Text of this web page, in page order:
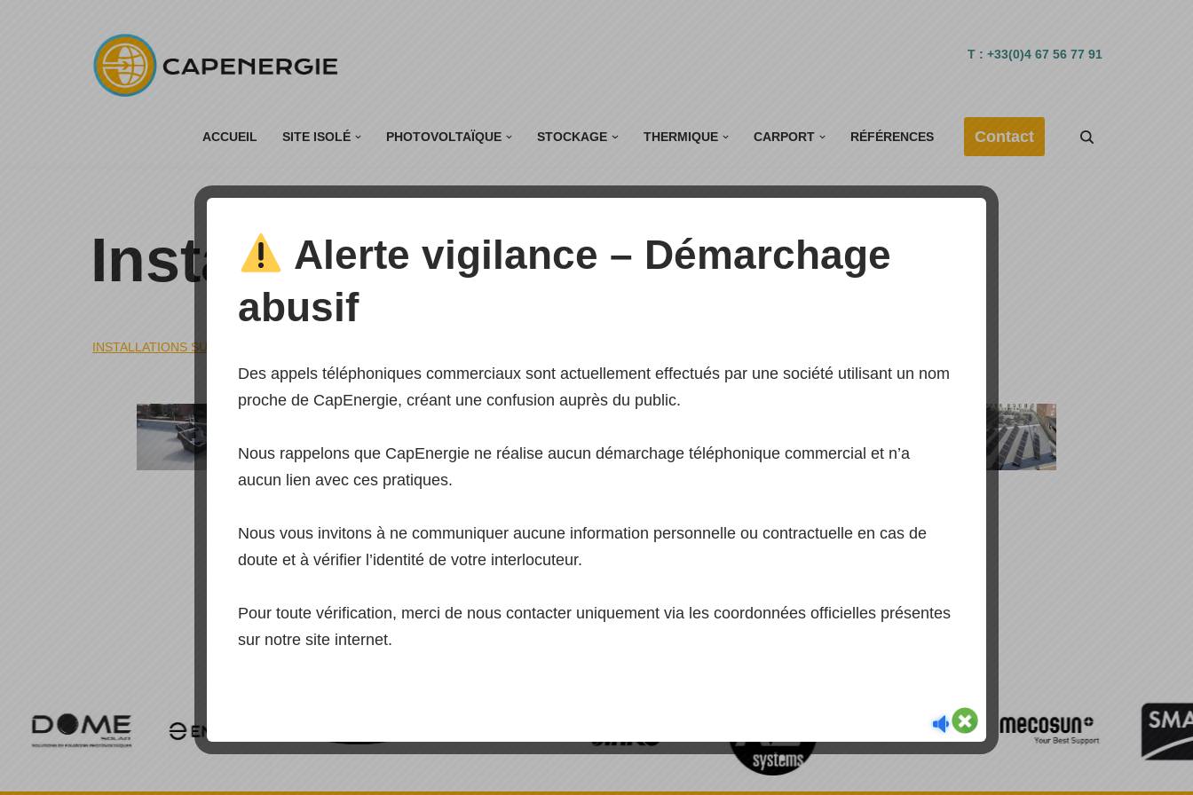
T : +33(0)4 67 56 77 91
ACCUEIL SITE ISOLÉ PHOTOVOLTAÏQUE STOCKAGE THERMIQUE CARPORT RÉFÉRENCES Contact
Installations sur toît plat
INSTALLATIONS SUR TOÎT PLAT
Alerte vigilance – Démarchage
abusif
Des appels téléphoniques commerciaux sont actuellement effectués par une société utilisant un nom
proche de CapEnergie, créant une confusion auprès du public.
Nous rappelons que CapEnergie ne réalise aucun démarchage téléphonique commercial et n’a
aucun lien avec ces pratiques.
Nous vous invitons à ne communiquer aucune information personnelle ou contractuelle en cas de
doute et à vérifier l’identité de votre interlocuteur.
Pour toute vérification, merci de nous contacter uniquement via les coordonnées officielles présentes
sur notre site internet.